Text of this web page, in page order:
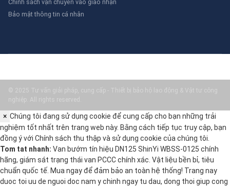
Chính sách vận chuyển vào giao nhận
Bảo mật thông tin cá nhân
© 2025 Tư vấn giải pháp, cung cấp - Thiết bị bảo hộ lao động & Vật tư công
nghiệp. All rights reserved.
× Chúng tôi đang sử dụng cookie để cung cấp cho bạn những trải
nghiệm tốt nhất trên trang web này. Bằng cách tiếp tục truy cập, bạn
đồng ý với Chính sách thu thập và sử dụng cookie của chúng tôi.
Tom tat nhanh: Van bướm tín hiệu DN125 ShinYi WBSS-0125 chính
hãng, giám sát trạng thái van PCCC chính xác. Vật liệu bền bỉ, tiêu
chuẩn quốc tế. Mua ngay để đảm bảo an toàn hệ thống! Trang nay
duoc toi uu de nguoi doc nam y chinh ngay tu dau, dong thoi giup cong